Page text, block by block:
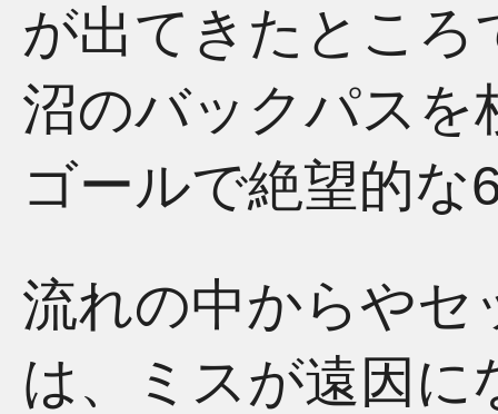
が出てきたところ
沼のバックパスを
ゴールで絶望的な
流れの中からやセ
は、ミスが遠因